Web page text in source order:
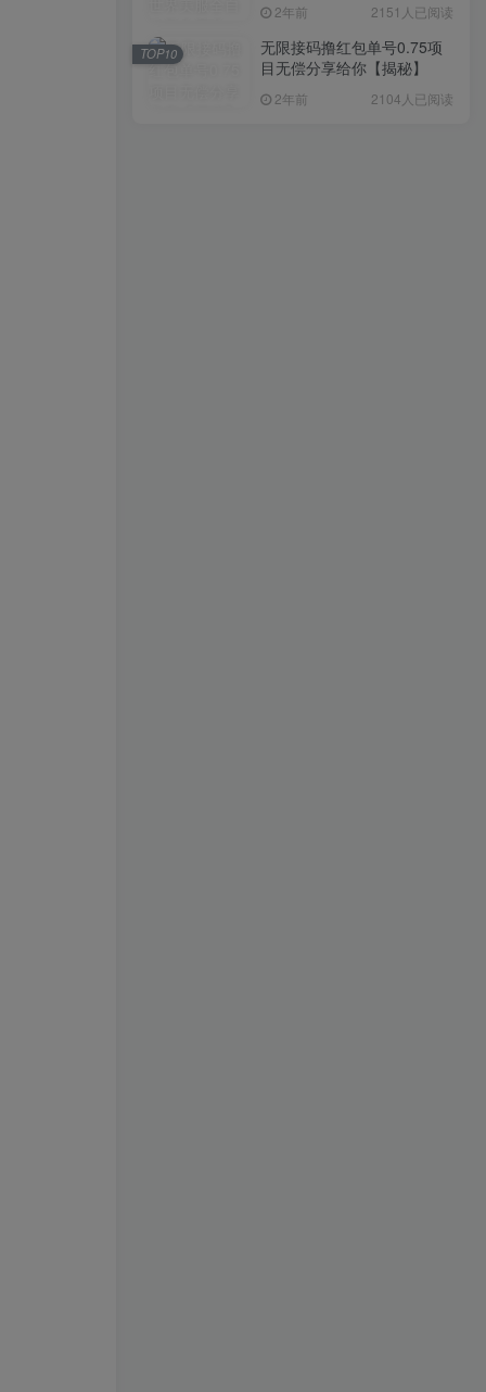
姆级教学
2年前 2151人已阅读
无限接码撸红包单号0.75项
目无偿分享给你【揭秘】
2年前 2104人已阅读
TOP10